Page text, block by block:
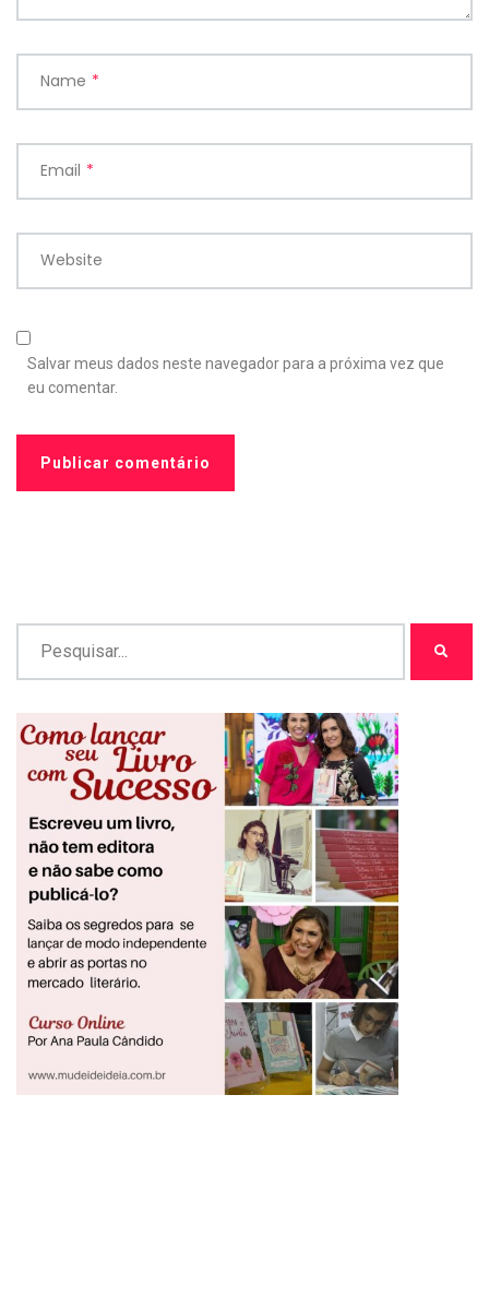
Name *
Email *
Website
Salvar meus dados neste navegador para a próxima vez que
eu comentar.